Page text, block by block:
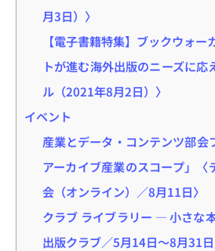
月3日）〉
【電子書籍特集】ブックウォ
トが進む海外出版のニーズに応
ル（2021年8月2日）〉
イベント
産業とデータ・コンテンツ部会
アーカイブ産業のスコープ」〈
会（オンライン）／8月11日〉
クラブ ライブラリー ― 小さな
出版クラブ／5月14日～8月31日